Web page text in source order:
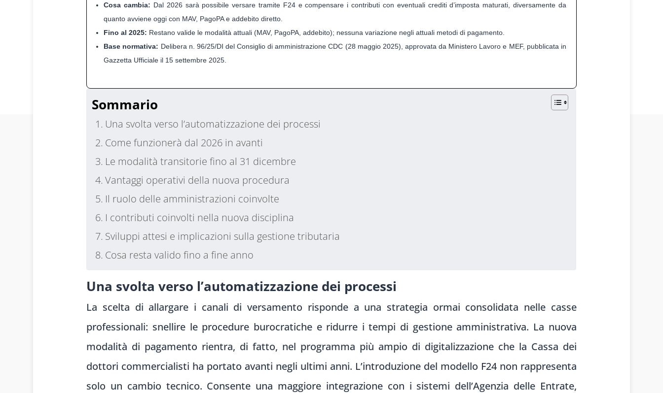
Cosa cambia: Dal 2026 sarà possibile versare tramite F24 e compensare i contributi con eventuali crediti d’imposta maturati, diversamente da
quanto avviene oggi con MAV, PagoPA e addebito diretto.
Fino al 2025: Restano valide le modalità attuali (MAV, PagoPA, addebito); nessuna variazione negli attuali metodi di pagamento.
Base normativa: Delibera n. 96/25/DI del Consiglio di amministrazione CDC (28 maggio 2025), approvata da Ministero Lavoro e MEF, pubblicata in
Gazzetta Ufficiale il 15 settembre 2025.
Sommario
Una svolta verso l’automatizzazione dei processi
Come funzionerà dal 2026 in avanti
Le modalità transitorie fino al 31 dicembre
Vantaggi operativi della nuova procedura
Il ruolo delle amministrazioni coinvolte
I contributi coinvolti nella nuova disciplina
Sviluppi attesi e implicazioni sulla gestione tributaria
Cosa resta valido fino a fine anno
Una svolta verso l’automatizzazione dei processi
La scelta di allargare i canali di versamento risponde a una strategia ormai consolidata nelle casse
professionali: snellire le procedure burocratiche e ridurre i tempi di gestione amministrativa. La nuova
modalità di pagamento rientra, di fatto, nel programma più ampio di digitalizzazione che la Cassa dei
dottori commercialisti ha portato avanti negli ultimi anni. L’introduzione del modello F24 non rappresenta
solo un cambio tecnico. Consente una maggiore integrazione con i sistemi dell’Agenzia delle Entrate,